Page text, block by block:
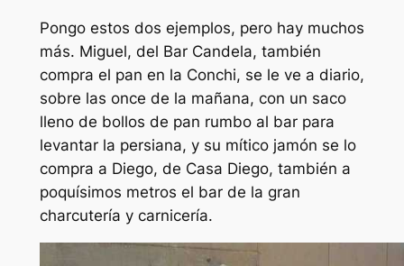
Pongo estos dos ejemplos, pero hay muchos
más. Miguel, del Bar Candela, también
compra el pan en la Conchi, se le ve a diario,
sobre las once de la mañana, con un saco
lleno de bollos de pan rumbo al bar para
levantar la persiana, y su mítico jamón se lo
compra a Diego, de Casa Diego, también a
poquísimos metros el bar de la gran
charcutería y carnicería.